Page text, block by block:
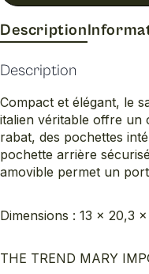
Description
Description
Compact et élégant, le
italien véritable offre un
rabat, des pochettes
pochette arrière
amovible permet un
Dimensions : 13 × 20,3
THE TREND MARY